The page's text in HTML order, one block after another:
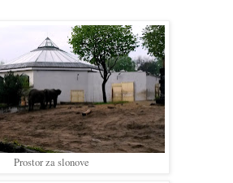
Prostor za slonove